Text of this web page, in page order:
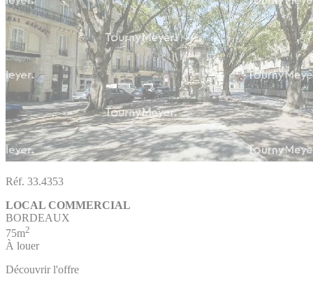
Réf. 33.4353
LOCAL COMMERCIAL
BORDEAUX
75m2
À louer
Découvrir l'offre